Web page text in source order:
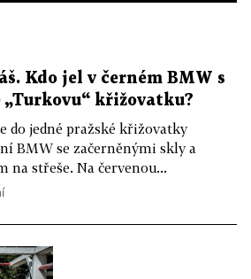
Kdo jel v černém BMW s
„Turkovu“ křižovatku?
do jedné pražské křižovatky
BMW se začerněnými skly a
na střeše. Na červenou...